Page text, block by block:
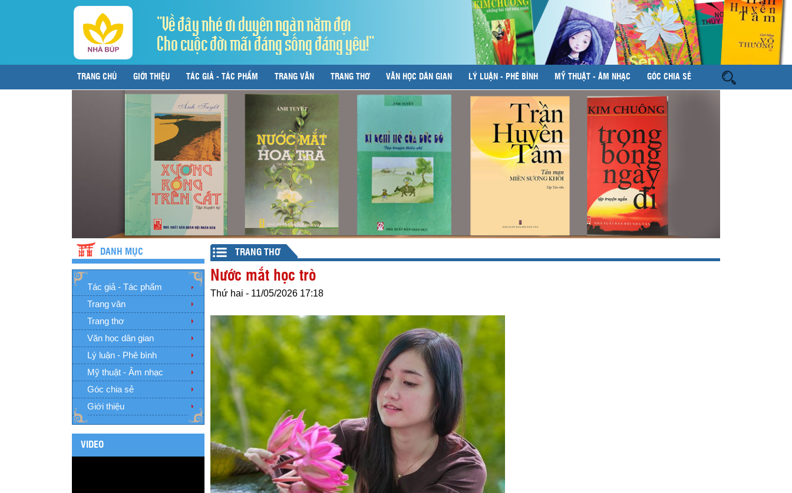
"Về đây nhé ơi duyên ngàn năm đợi
Cho cuộc đời mãi đáng sống đáng yêu!"
TRANG CHỦ GIỚI THIỆU TÁC GIẢ - TÁC PHẨM TRANG VĂN TRANG THƠ VĂN HỌC DÂN GIAN LÝ LUẬN - PHÊ BÌNH MỸ THUẬT - ÂM NHẠC GÓC CHIA SẺ
DANH MỤC
Tác giả - Tác phẩm
Trang văn
Trang thơ
Văn học dân gian
Lý luận - Phê bình
Mỹ thuật - Âm nhạc
Góc chia sẻ
Giới thiệu
VIDEO
TRANG THƠ
Nước mắt học trò
Thứ hai - 11/05/2026 17:18